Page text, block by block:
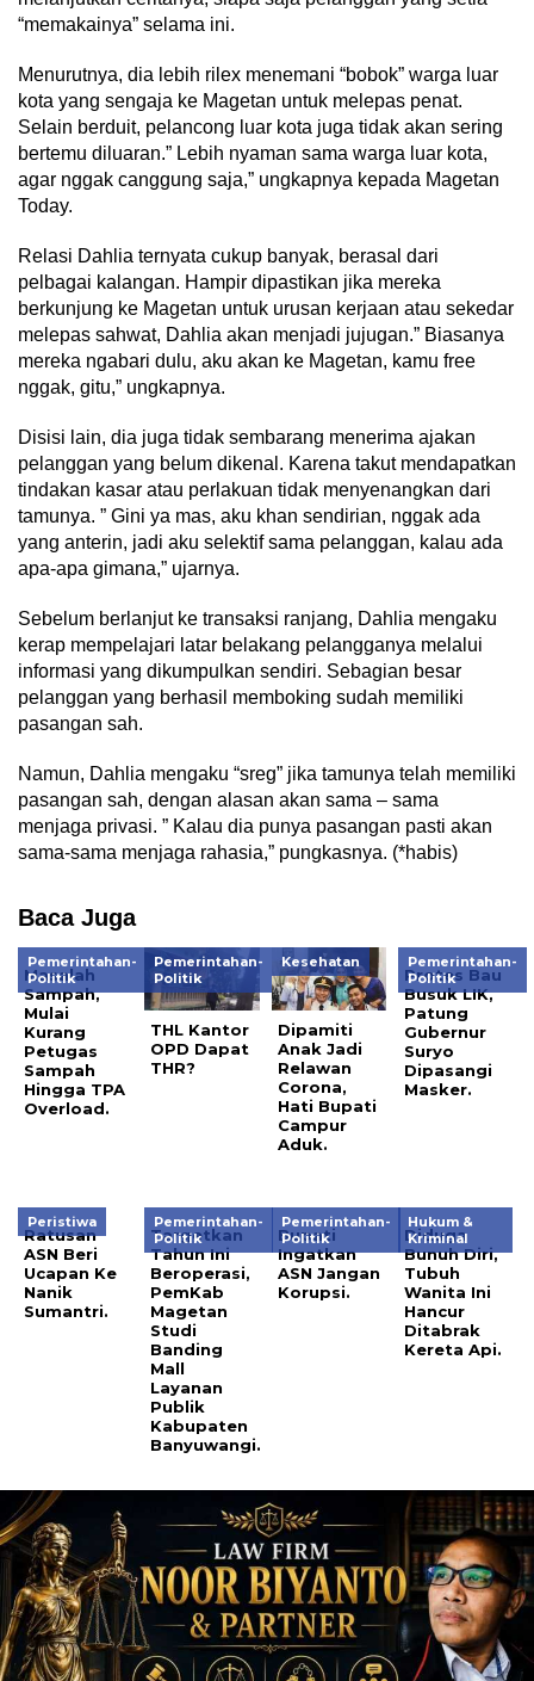
“memakainya” selama ini.
Menurutnya, dia lebih rilex menemani “bobok” warga luar
kota yang sengaja ke Magetan untuk melepas penat.
Selain berduit, pelancong luar kota juga tidak akan sering
bertemu diluaran.” Lebih nyaman sama warga luar kota,
agar nggak canggung saja,” ungkapnya kepada Magetan
Today.
Relasi Dahlia ternyata cukup banyak, berasal dari
pelbagai kalangan. Hampir dipastikan jika mereka
berkunjung ke Magetan untuk urusan kerjaan atau sekedar
melepas sahwat, Dahlia akan menjadi jujugan.” Biasanya
mereka ngabari dulu, aku akan ke Magetan, kamu free
nggak, gitu,” ungkapnya.
Disisi lain, dia juga tidak sembarang menerima ajakan
pelanggan yang belum dikenal. Karena takut mendapatkan
tindakan kasar atau perlakuan tidak menyenangkan dari
tamunya. ” Gini ya mas, aku khan sendirian, nggak ada
yang anterin, jadi aku selektif sama pelanggan, kalau ada
apa-apa gimana,” ujarnya.
Sebelum berlanjut ke transaksi ranjang, Dahlia mengaku
kerap mempelajari latar belakang pelangganya melalui
informasi yang dikumpulkan sendiri. Sebagian besar
pelanggan yang berhasil memboking sudah memiliki
pasangan sah.
Namun, Dahlia mengaku “sreg” jika tamunya telah memiliki
pasangan sah, dengan alasan akan sama – sama
menjaga privasi. ” Kalau dia punya pasangan pasti akan
sama-sama menjaga rahasia,” pungkasnya. (*habis)
Baca Juga
Pemerintahan-
Politik
Masalah
Sampah,
Mulai
Kurang
Petugas
Sampah
Hingga TPA
Overload.
Pemerintahan-
Politik
THL Kantor
OPD Dapat
THR?
Kesehatan
Dipamiti
Anak Jadi
Relawan
Corona,
Hati Bupati
Campur
Aduk.
Pemerintahan-
Politik
Protes Bau
Busuk LIK,
Patung
Gubernur
Suryo
Dipasangi
Masker.
Peristiwa
Ratusan
ASN Beri
Ucapan Ke
Nanik
Sumantri.
Pemerintahan-
Politik
Targetkan
Tahun Ini
Beroperasi,
PemKab
Magetan
Studi
Banding
Mall
Layanan
Publik
Kabupaten
Banyuwangi.
Pemerintahan-
Politik
Bupati
Ingatkan
ASN Jangan
Korupsi.
Hukum &
Kriminal
Diduga
Bunuh Diri,
Tubuh
Wanita Ini
Hancur
Ditabrak
Kereta Api.